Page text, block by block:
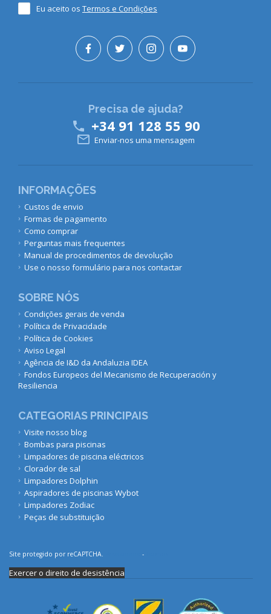
Eu aceito os Termos e Condições
INFORMAÇÕES
Custos de envio
Formas de pagamento
Como comprar
Perguntas mais frequentes
Manual de procedimentos de devolução
Use o nosso formulário para nos contactar
SOBRE NÓS
Condições gerais de venda
Política de Privacidade
Política de Cookies
Aviso Legal
Agência de I&D da Andaluzia IDEA
Fondos Europeos del Mecanismo de Recuperación y
Resiliencia
CATEGORIAS PRINCIPAIS
Visite nosso blog
Bombas para piscinas
Limpadores de piscina eléctricos
Clorador de sal
Limpadores Dolphin
Aspiradores de piscinas Wybot
Limpadores Zodiac
Peças de substituição
Precisa de ajuda?
 +34 91 128 55 90
 Enviar-nos uma mensagem
Site protegido por reCAPTCHA. -
Exercer o direito de desistência